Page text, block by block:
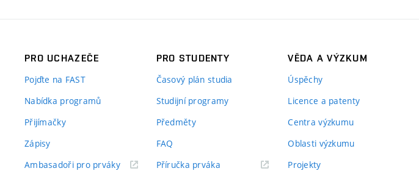
PRO UCHAZEČE
Pojďte na FAST
Nabídka programů
Přijímačky
Zápisy
Ambasadoři pro prváky(externí
PRO STUDENTY
Časový plán studia
Studijní programy
Předměty
FAQ
Příručka prváka(externí
VĚDA A VÝZKUM
Úspěchy
Licence a patenty
Centra výzkumu
Oblasti výzkumu
Projekty